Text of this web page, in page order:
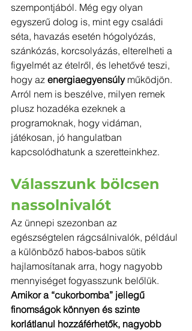
szempontjából. Még egy olyan
egyszerű dolog is, mint egy családi
séta, havazás esetén hógolyózás,
szánkózás, korcsolyázás, elterelheti a
figyelmét az ételről, és lehetővé teszi,
hogy az energiaegyensúly működjön.
Arról nem is beszélve, milyen remek
plusz hozadéka ezeknek a
programoknak, hogy vidáman,
játékosan, jó hangulatban
kapcsolódhatunk a szeretteinkhez.
Válasszunk bölcsen
nassolnivalót
Az ünnepi szezonban az
egészségtelen rágcsálnivalók, például
a különböző habos-babos sütik
hajlamosítanak arra, hogy nagyobb
mennyiséget fogyasszunk belőlük.
Amikor a “cukorbomba” jellegű
finomságok könnyen és szinte
korlátlanul hozzáférhetők, nagyobb